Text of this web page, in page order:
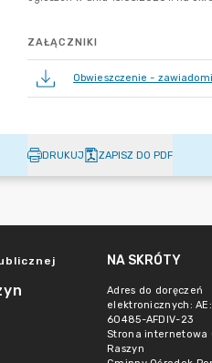
ZAŁĄCZNIKI
Obwieszczenie -
DRUKUJ ZAPISZ DO PDF
NA SKRÓTY
Adres do doręczeń
elektronicznych:
60485-AFDIV-23
Strona internetowa
Raszyn